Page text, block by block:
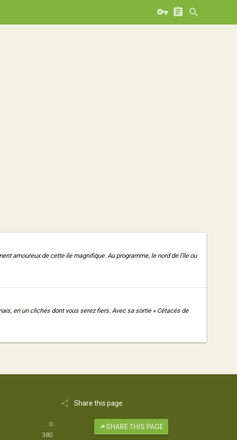
amoureux de cette île magnifique. Au programme, le nord de l'île ou
en un clichés dont vous serez fiers. Avec sa sortie « Cétacés de
0
380
Share this page
SHARE THIS PAGE